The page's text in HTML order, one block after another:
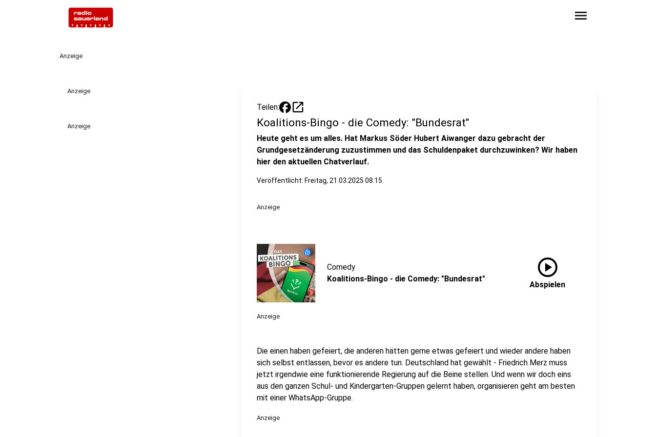
menu
Anzeige
Anzeige
Anzeige
Teilen: open_in_new
Koalitions-Bingo - die Comedy: "Bundesrat"
Heute geht es um alles. Hat Markus Söder Hubert Aiwanger dazu gebracht der
Grundgesetzänderung zuzustimmen und das Schuldenpaket durchzuwinken? Wir haben
hier den aktuellen Chatverlauf.
Veröffentlicht: Freitag, 21.03.2025 08:15
Anzeige
Comedy
Koalitions-Bingo - die Comedy: "Bundesrat"
play_circle
Abspielen
Anzeige
Die einen haben gefeiert, die anderen hätten gerne etwas gefeiert und wieder andere haben
sich selbst entlassen, bevor es andere tun. Deutschland hat gewählt - Friedrich Merz muss
jetzt irgendwie eine funktionierende Regierung auf die Beine stellen. Und wenn wir doch eins
aus den ganzen Schul- und Kindergarten-Gruppen gelernt haben, organisieren geht am besten
mit einer WhatsApp-Gruppe.
Anzeige